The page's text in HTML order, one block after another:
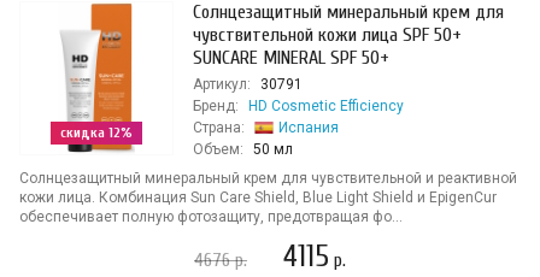
скидка 12%
Солнцезащитный минеральный крем для
чувствительной кожи лица SPF 50+
SUNCARE MINERAL SPF 50+
Артикул:
30791
Бренд:
HD Cosmetic Efficiency
Страна:
Испания
Объем:
50 мл
Солнцезащитный минеральный крем для чувствительной и реактивной
кожи лица. Комбинация Sun Care Shield, Blue Light Shield и EpigenCur
обеспечивает полную фотозащиту, предотвращая фо...
4676р. 4115 р.